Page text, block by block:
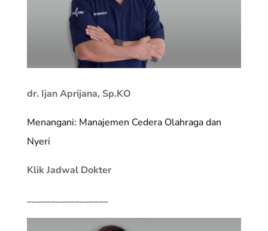
dr. Ijan Aprijana, Sp.KO
Menangani: Manajemen Cedera Olahraga dan
Nyeri
Klik Jadwal Dokter
_________________